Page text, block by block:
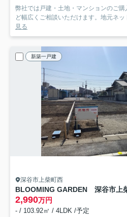
弊社では戸建・土地・マンションのご
ど幅広くご相談いただけます。地元ネッ
見る
新築一戸建
深谷市上柴町西
BLOOMING GARDEN 深谷市上
2,990万円
- / 103.92㎡ / 4LDK /予定